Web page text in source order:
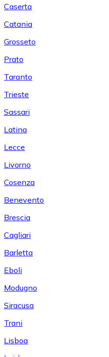
Caserta
Catania
Grosseto
Prato
Taranto
Trieste
Sassari
Latina
Lecce
Livorno
Cosenza
Benevento
Brescia
Cagliari
Barletta
Eboli
Modugno
Siracusa
Trani
Lisboa